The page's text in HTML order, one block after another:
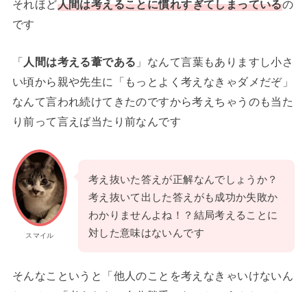
それほど人間は考えることに慣れすぎてしまっているの
です
「 人間は考える葦である 」なんて言葉もありますし小さ
い頃から親や先生に「もっとよく考えなきゃダメだぞ」
なんて言われ続けてきたのですから考えちゃうのも当た
り前って言えば当たり前なんです
スマイル
考え抜いた答えが正解なんでしょうか？
考え抜いて出した答えがも成功か失敗か
わかりませんよね！？結局考えることに
対した意味はないんです
そんなこというと「他人のことを考えなきゃいけないん